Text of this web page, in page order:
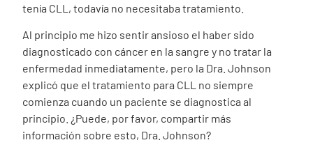
tenía CLL, todavía no necesitaba tratamiento.
Al principio me hizo sentir ansioso el haber sido
diagnosticado con cáncer en la sangre y no tratar la
enfermedad inmediatamente, pero la Dra. Johnson
explicó que el tratamiento para CLL no siempre
comienza cuando un paciente se diagnostica al
principio. ¿Puede, por favor, compartir más
información sobre esto, Dra. Johnson?